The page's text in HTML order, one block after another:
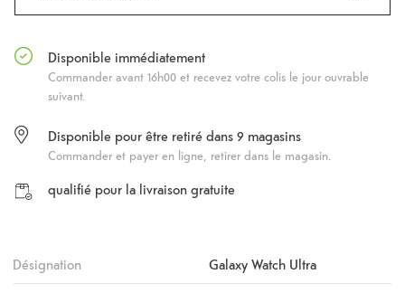
Disponible immédiatement
Commander avant 16h00 et recevez votre colis le jour ouvrable
suivant.
Disponible pour être retiré dans 9 magasins
Commander et payer en ligne, retirer dans le magasin.
qualifié pour la livraison gratuite
Désignation Galaxy Watch Ultra